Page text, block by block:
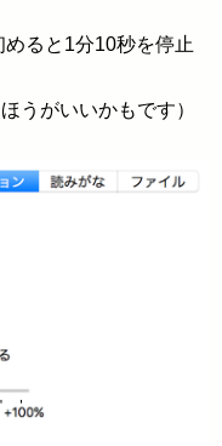
めると1分10秒を停止
うがいいかもです）